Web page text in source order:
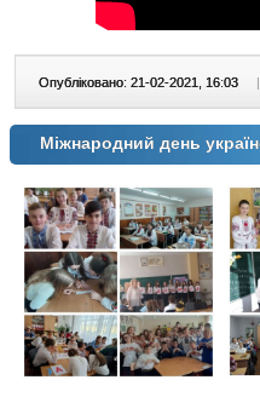
Опубліковано: 21-02-2021, 16:03 |
Міжнародний день